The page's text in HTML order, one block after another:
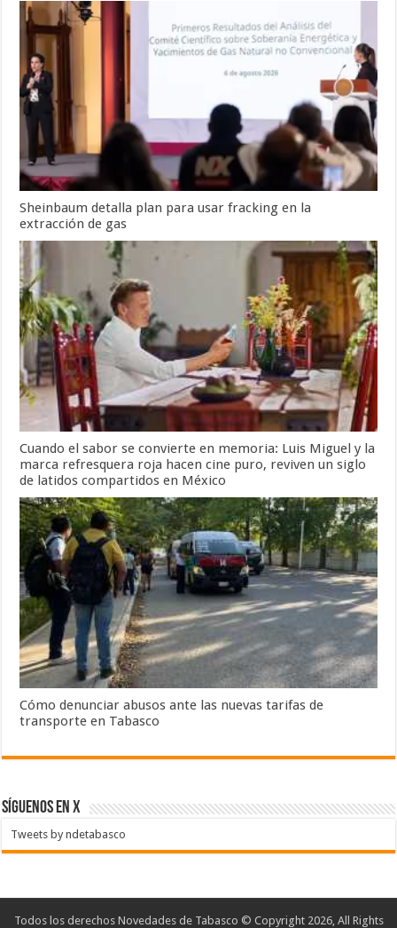
Sheinbaum detalla plan para usar fracking en la
extracción de gas
Cuando el sabor se convierte en memoria: Luis Miguel y la
marca refresquera roja hacen cine puro, reviven un siglo
de latidos compartidos en México
Cómo denunciar abusos ante las nuevas tarifas de
transporte en Tabasco
SÍGUENOS EN X
Tweets by ndetabasco
Todos los derechos Novedades de Tabasco © Copyright 2026, All Rights